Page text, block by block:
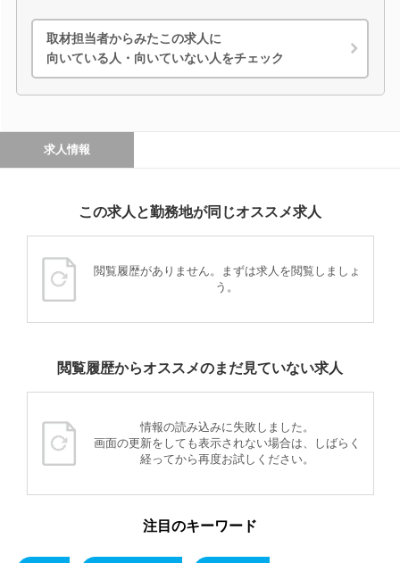
取材担当者からみたこの求人に
向いている人・向いていない人をチェック
求人情報
この求人と勤務地が同じオススメ求人
閲覧履歴がありません。まずは求人を閲覧しましょ
う。
閲覧履歴からオススメのまだ見ていない求人
情報の読み込みに失敗しました。
画面の更新をしても表示されない場合は、しばらく
経ってから再度お試しください。
注目のキーワード